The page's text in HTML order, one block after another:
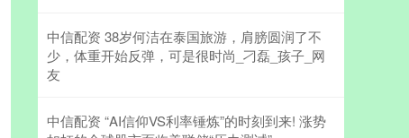
中信配资 38岁何洁在泰国旅游，肩膀圆润了不
少，体重开始反弹，可是很时尚_刁磊_孩子_网
友
中信配资 “AI信仰VS利率锤炼”的时刻到来! 涨势